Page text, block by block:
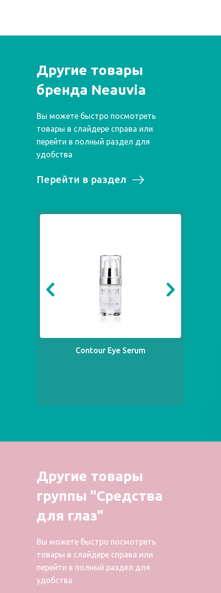
Другие товары
бренда Neauvia
Вы можете быстро посмотреть
товары в слайдере справа или
перейти в полный раздел для
удобства
Перейти в раздел
Contour Eye Serum
Другие товары
группы "Средства
для глаз"
Вы можете быстро посмотреть
товары в слайдере справа или
перейти в полный раздел для
удобства